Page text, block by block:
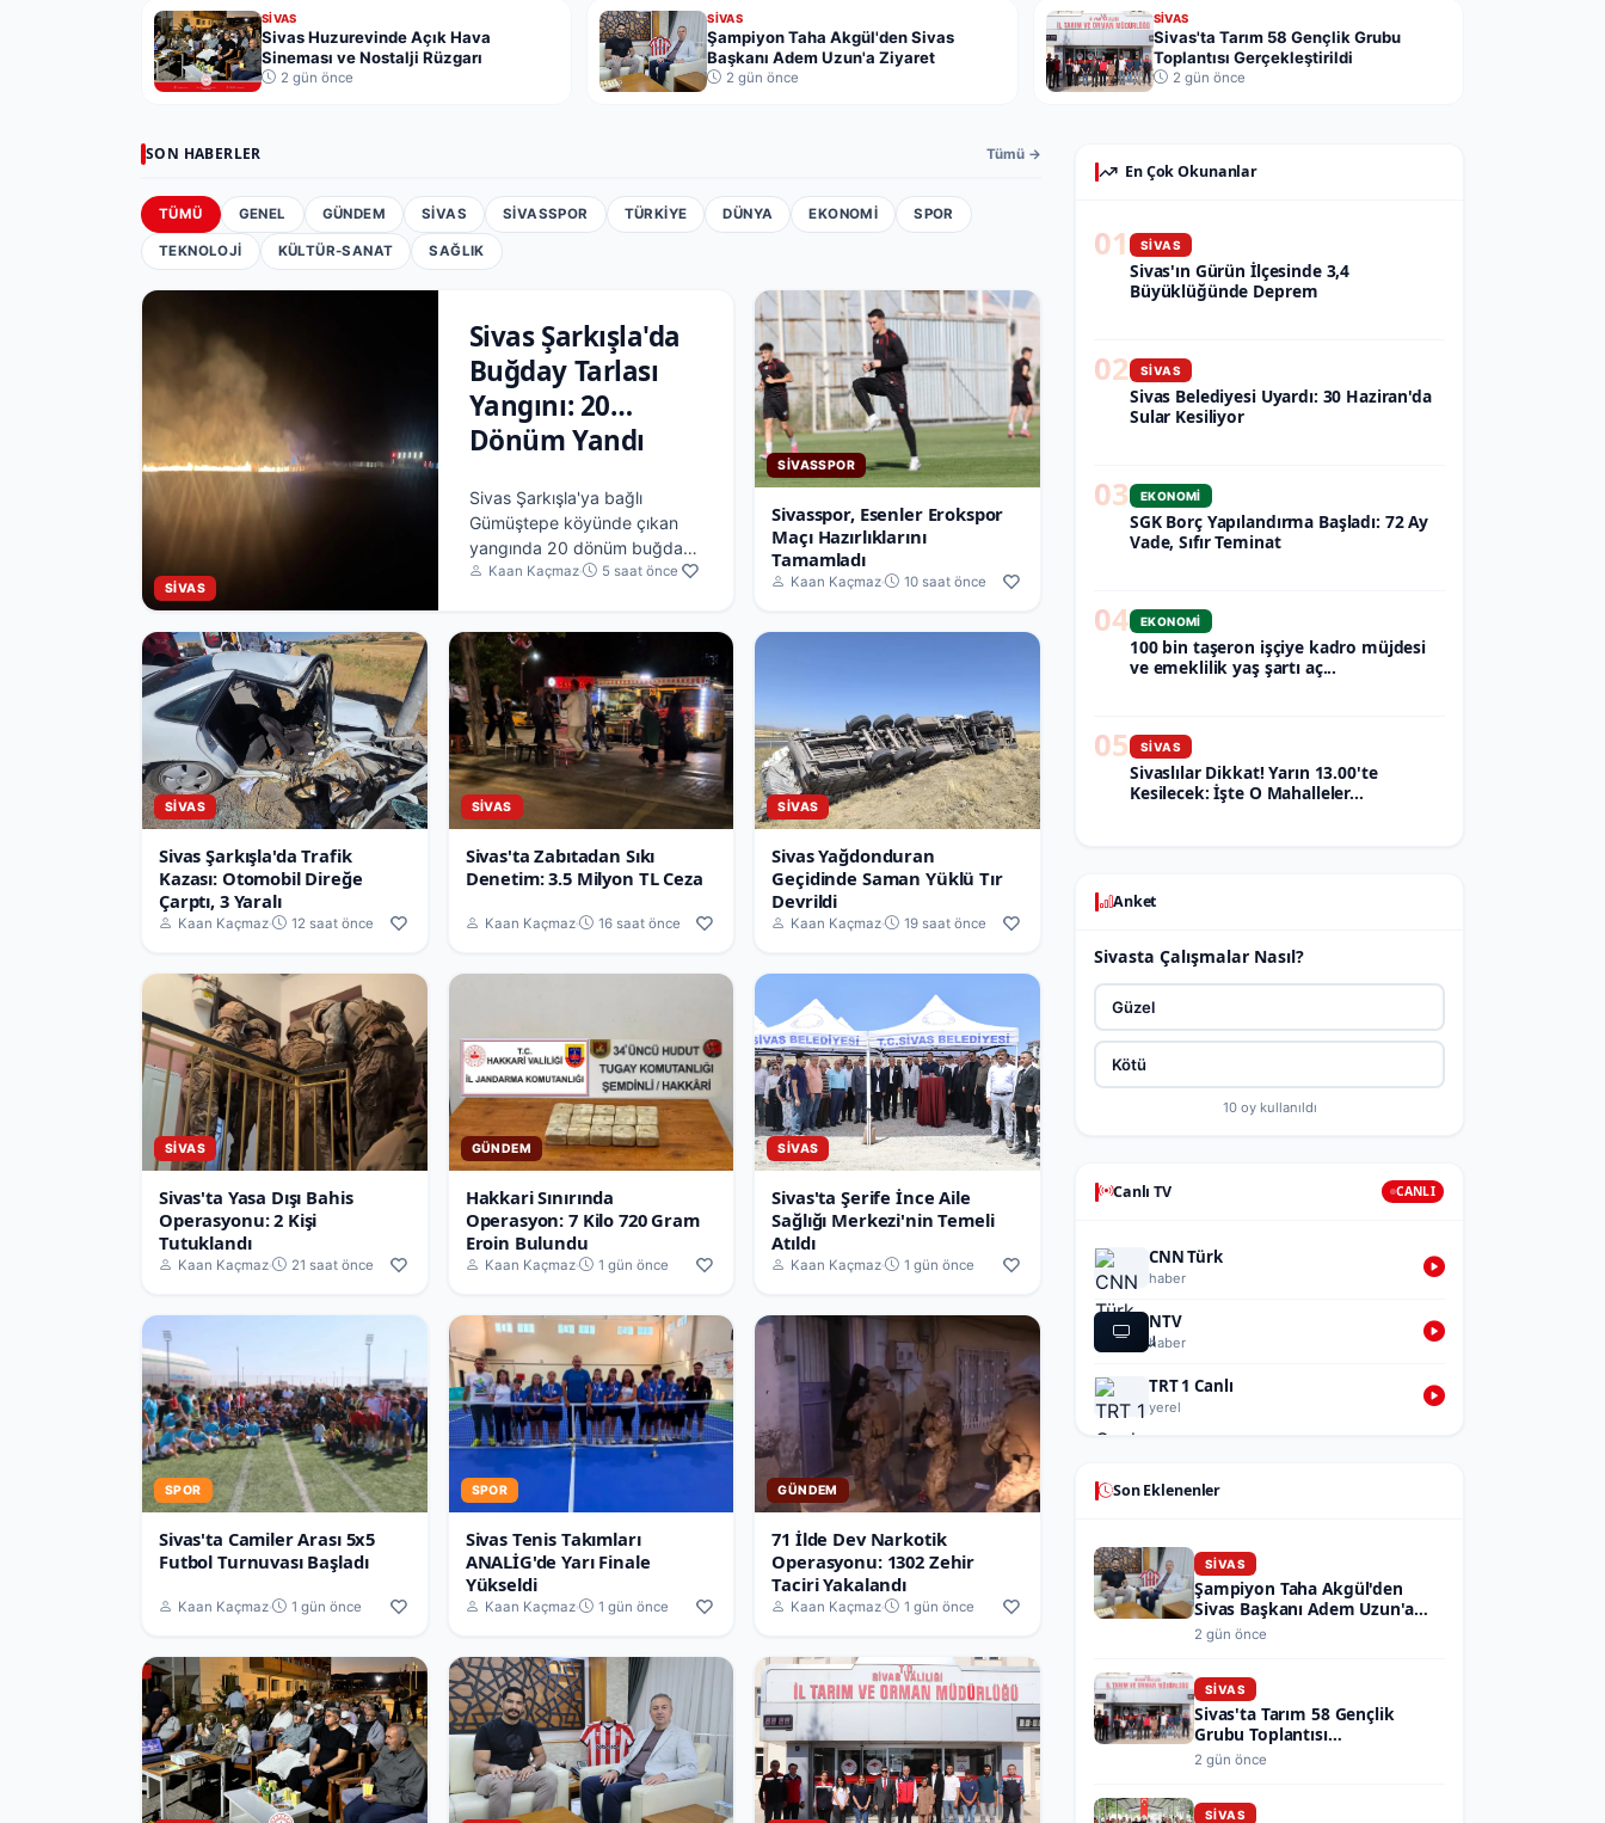
SIVAS
Sivas Huzurevinde Açık Hava
Sineması ve Nostalji Rüzgarı
2 gün önce
SIVAS
Şampiyon Taha Akgül'den Sivas
Başkanı Adem Uzun'a Ziyaret
2 gün önce
SIVAS
Sivas'ta Tarım 58 Gençlik Grubu
Toplantısı Gerçekleştirildi
2 gün önce
SON HABERLER Tümü →
TÜMÜ GENEL GÜNDEM SIVAS SIVASSPOR TÜRKIYE DÜNYA EKONOMI SPOR
TEKNOLOJI KÜLTÜR-SANAT SAĞLIK
SIVAS
Sivas Şarkışla'da
Buğday Tarlası
Yangını: 20
Dönüm Yandı
Sivas Şarkışla'ya bağlı
Gümüştepe köyünde çıkan
yangında 20 dönüm buğday
ekili alan yanarak küle döndü.
Kaan Kaçmaz 5 saat önce
SIVASSPOR
Sivasspor, Esenler Erokspor
Maçı Hazırlıklarını
Tamamladı
Kaan Kaçmaz 10 saat önce
SIVAS
Sivas Şarkışla'da Trafik
Kazası: Otomobil Direğe
Çarptı, 3 Yaralı
Kaan Kaçmaz 12 saat önce
SIVAS
Sivas'ta Zabıtadan Sıkı
Denetim: 3.5 Milyon TL Ceza
Kaan Kaçmaz 16 saat önce
SIVAS
Sivas Yağdonduran
Geçidinde Saman Yüklü Tır
Devrildi
Kaan Kaçmaz 19 saat önce
SIVAS
Sivas'ta Yasa Dışı Bahis
Operasyonu: 2 Kişi
Tutuklandı
Kaan Kaçmaz 21 saat önce
GÜNDEM
Hakkari Sınırında
Operasyon: 7 Kilo 720 Gram
Eroin Bulundu
Kaan Kaçmaz 1 gün önce
SIVAS
Sivas'ta Şerife İnce Aile
Sağlığı Merkezi'nin Temeli
Atıldı
Kaan Kaçmaz 1 gün önce
SPOR
Sivas'ta Camiler Arası 5x5
Futbol Turnuvası Başladı
Kaan Kaçmaz 1 gün önce
SPOR
Sivas Tenis Takımları
ANALİG'de Yarı Finale
Yükseldi
Kaan Kaçmaz 1 gün önce
GÜNDEM
71 İlde Dev Narkotik
Operasyonu: 1302 Zehir
Taciri Yakalandı
Kaan Kaçmaz 1 gün önce
En Çok Okunanlar
01 SIVAS
Sivas'ın Gürün İlçesinde 3,4
Büyüklüğünde Deprem
02 SIVAS
Sivas Belediyesi Uyardı: 30 Haziran'da
Sular Kesiliyor
03 EKONOMI
SGK Borç Yapılandırma Başladı: 72 Ay
Vade, Sıfır Teminat
04 EKONOMI
100 bin taşeron işçiye kadro müjdesi
ve emeklilik yaş şartı aç...
05 SIVAS
Sivaslılar Dikkat! Yarın 13.00'te
Kesilecek: İşte O Mahalleler...
Anket
Sivasta Çalışmalar Nasıl?
Güzel
Kötü
10oy kullanıldı
Canlı TV CANLI
CNN Türk
haber
NTV
haber
TRT 1 Canlı
yerel
Son Eklenenler
SIVAS
Şampiyon Taha Akgül'den
Sivas Başkanı Adem Uzun'a
Ziyaret
2 gün önce
SIVAS
Sivas'ta Tarım 58 Gençlik
Grubu Toplantısı
Gerçekleştirildi
2 gün önce
SIVAS